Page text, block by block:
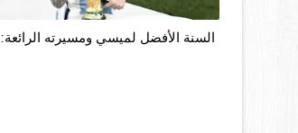
السنة الأفضل لميسي ومسيرته الرائعة: